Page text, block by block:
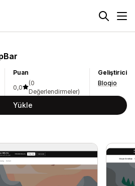
Puan
0,0
(0
Değerlendirmeler)
Geliştirici
Bloqio
Yükle